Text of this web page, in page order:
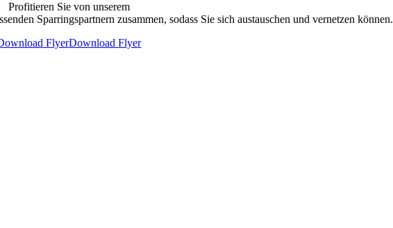
Profitieren Sie von unserem
Sparringspartnern zusammen, sodass Sie sich austauschen und vernetzen können.
FlyerDownload Flyer